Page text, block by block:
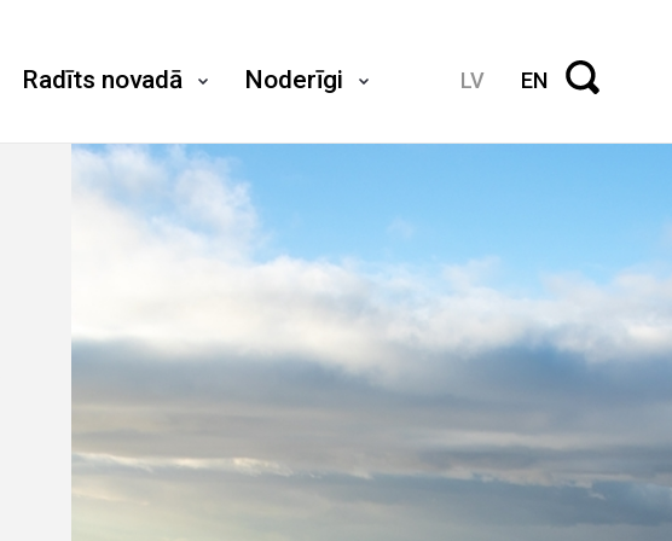
Radīts novadā Noderīgi LV EN